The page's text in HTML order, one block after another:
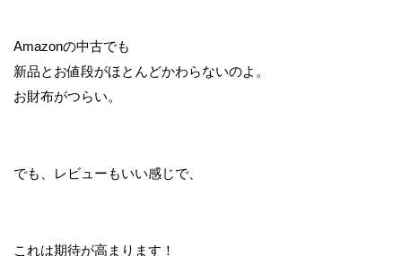
Amazonの中古でも
新品とお値段がほとんどかわらないのよ。
お財布がつらい。
でも、レビューもいい感じで、
これは期待が高まります！